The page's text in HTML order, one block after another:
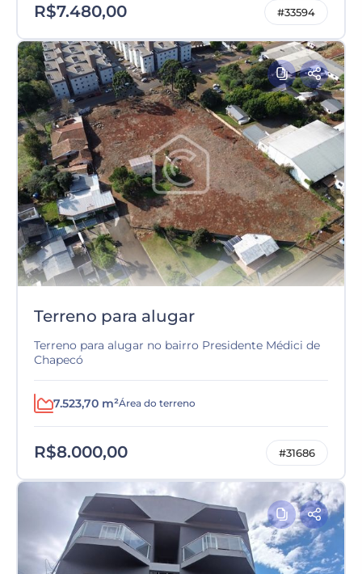
R$7.480,00 #33594
Terreno para alugar
Terreno para alugar no bairro Presidente Médici de
Chapecó
7.523,70 m²Área do terreno
R$8.000,00 #31686